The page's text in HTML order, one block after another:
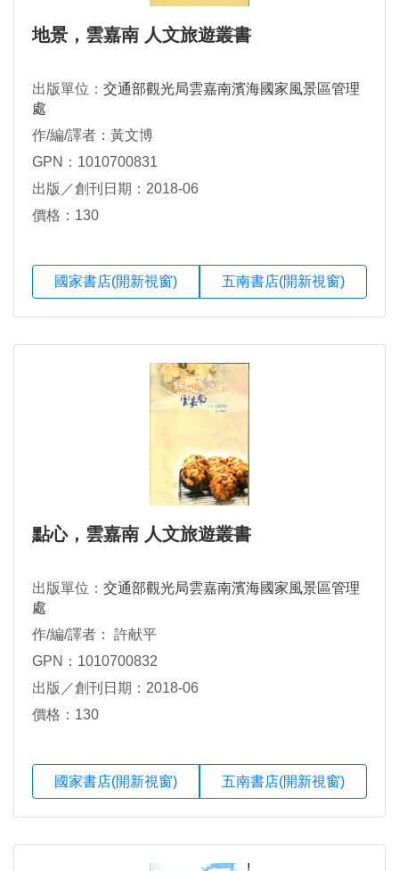
地景，雲嘉南 人文旅遊叢書
出版單位： 交通部觀光局雲嘉南濱海國家風景區管理
處
作/編/譯者：黃文博
GPN：1010700831
出版／創刊日期：2018-06
價格：130
國家書店(開新視窗) 五南書店(開新視窗)
點心，雲嘉南 人文旅遊叢書
出版單位： 交通部觀光局雲嘉南濱海國家風景區管理
處
作/編/譯者： 許献平
GPN：1010700832
出版／創刊日期：2018-06
價格：130
國家書店(開新視窗) 五南書店(開新視窗)